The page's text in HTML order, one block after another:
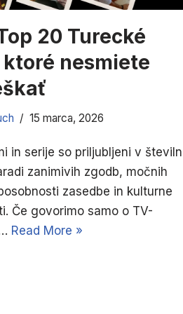
20 Turecké
ktoré nesmiete
15 marca, 2026
in serije so priljubljeni v
zanimivih zgodb, močnih
zasedbe in kulturne
Če govorimo samo o TV-
Read More »